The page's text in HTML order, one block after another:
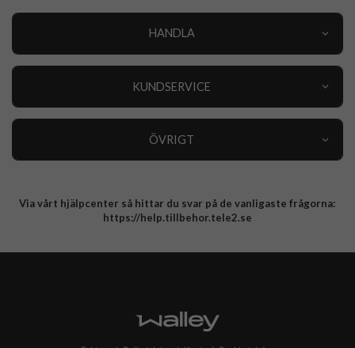
HANDLA
KUNDSERVICE
ÖVRIGT
Integritetspolicy
Via vårt hjälpcenter så hittar du svar på de vanligaste frågorna:
https://help.tillbehor.tele2.se